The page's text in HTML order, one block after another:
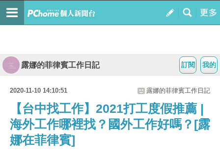
我的
訂閱
露娜的菲律賓工作日記
2020-11-10 14:10:51 露娜的菲律賓工作日記
【台中找工作】2021打工度假推薦 |
海外工作哪裡找？國外工作好嗎？[露
娜在菲律賓]